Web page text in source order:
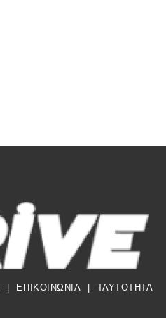
| ΕΠΙΚΟΙΝΩΝΙΑ | TAYTOTHTA